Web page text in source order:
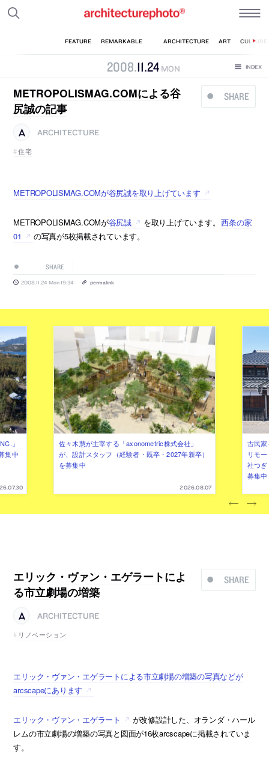
2008.11.24 MON
SHARE
METROPOLISMAG.COMによる谷
尻誠の記事
ARCHITECTURE
住宅
METROPOLISMAG.COMが谷尻誠を取り上げています
METROPOLISMAG.COMが谷尻誠 を取り上げています。 西条の家
01
の写真が5枚掲載されています。
SHARE
2008.11.24 Mon 19:34 permalink
」
集中
佐々木慧が主宰する「axonometric株式会社」
が、設計スタッフ（経験者・既卒・2027年新卒）
を募集中
2026.08.07
古民
リモ
社つ
募集中
SHARE
エリック・ヴァン・エゲラートによ
る市立劇場の増築
ARCHITECTURE
リノベーション
エリック・ヴァン・エゲラートによる市立劇場の増築の写真などが
arcscapeにあります
エリック・ヴァン・エゲラート
が改修設計した、オランダ・ハール
レムの市立劇場の増築の写真と図面が16枚arcscapeに掲載されていま
す。